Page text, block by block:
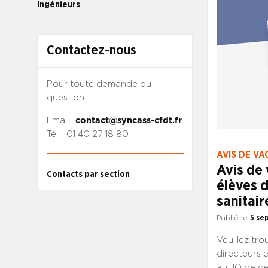
Ingénieurs
Contactez-nous
Pour toute demande ou
question.
Email : contact@syncass-cfdt.fr
Tél. : 01 40 27 18 80
Contacts par section
L’AVIS DE
national
généraux
adressés
n’hésitez
sur notre
emplois
critères de
AVIS DE
Avis de
élèves
Publié le 5
Veuillez
directeurs